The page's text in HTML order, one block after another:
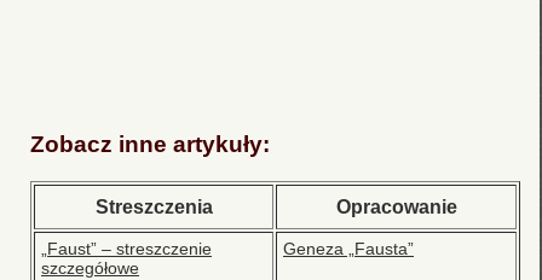
Zobacz inne artykuły:
Streszczenia Opracowanie
„Faust” – streszczenie
szczegółowe
Geneza „Fausta”